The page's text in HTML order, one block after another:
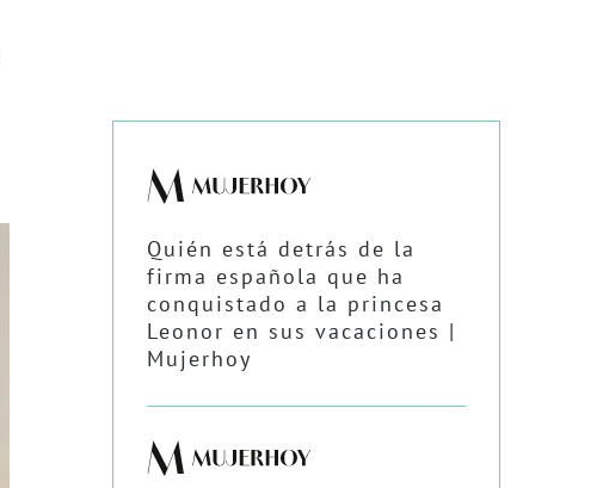
Quién está detrás de la
firma española que ha
conquistado a la princesa
Leonor en sus vacaciones |
Mujerhoy